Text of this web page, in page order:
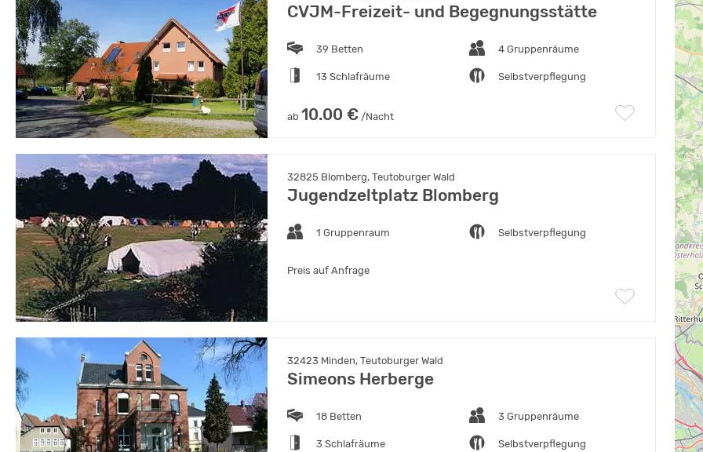
CVJM-Freizeit- und Begegnungsstätte
39 Betten 4 Gruppenräume
13 Schlafräume Selbstverpflegung
ab 10.00 € /Nacht
32825 Blomberg, Teutoburger Wald
Jugendzeltplatz Blomberg
1 Gruppenraum Selbstverpflegung
Preis auf Anfrage
32423 Minden, Teutoburger Wald
Simeons Herberge
18 Betten 3 Gruppenräume
3 Schlafräume Selbstverpflegung